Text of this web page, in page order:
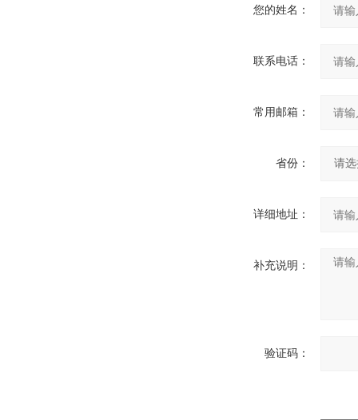
您的姓名：
联系电话：
常用邮箱：
省份：
详细地址：
补充说明：
验证码：